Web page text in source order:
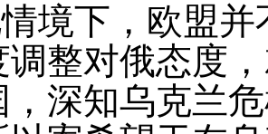
境下，欧盟
调整对俄态度
，深知乌克兰